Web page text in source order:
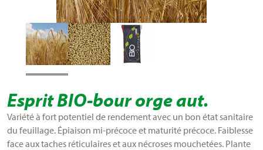
Esprit BIO-bour orge aut.
Variété à fort potentiel de rendement avec un bon état sanitaire
du feuillage. Épiaison mi-précoce et maturité précoce. Faiblesse
face aux taches réticulaires et aux nécroses mouchetées. Plante